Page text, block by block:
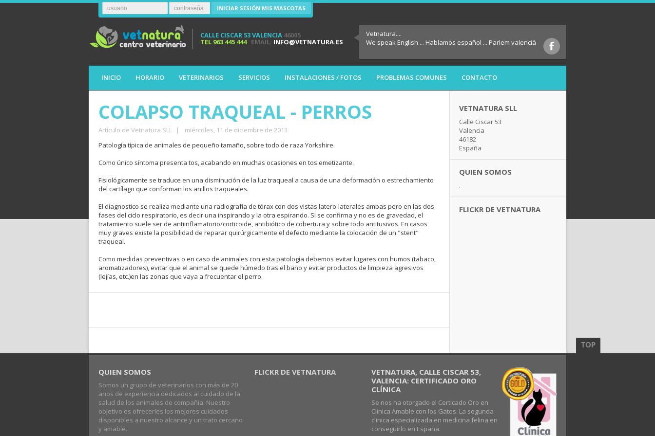
INICIAR SESIÓN MIS MASCOTAS
CALLE CISCAR 53 VALENCIA 46005
TEL 963 445 444EMAIL: INFO@VETNATURA.ES
INICIO HORARIO VETERINARIOS SERVICIOS INSTALACIONES / FOTOS PROBLEMAS COMUNES CONTACTO
Vetnatura....
We speak English ... Hablamos español ... Parlem valencià
COLAPSO TRAQUEAL - PERROS
Artículo de Vetnatura SLL |
miércoles, 11 de diciembre de 2013
Patología típica de animales de pequeño tamaño, sobre todo de raza Yorkshire.
Como único síntoma presenta tos, acabando en muchas ocasiones en tos emetizante.
Fisiológicamente se traduce en una disminución de la luz traqueal a causa de una deformación o estrechamiento
del cartílago que conforman los anillos traqueales.
El diagnostico se realiza mediante una radiografía de tórax con dos vistas latero-laterales ambas pero en las dos
fases del ciclo respiratorio, es decir una inspirando y la otra espirando. Si se confirma y no es de gravedad, el
tratamiento suele ser de antiinflamatorio/corticoide, antibiótico de cobertura y sobre todo antitusivos. En casos
muy graves existe la posibilidad de reparar quirúrgicamente el defecto mediante la colocación de un "stent"
traqueal.
Como medidas preventivas o en caso de animales con esta patología debemos evitar lugares con humos (tabaco,
aromatizadores), evitar que el animal se quede húmedo tras el baño y evitar productos de limpieza agresivos
(lejías, etc.)en las zonas que vaya a frecuentar el perro.
VETNATURA SLL
Calle Ciscar 53
Valencia
46182
España
QUIEN SOMOS
.
FLICKR DE VETNATURA
QUIEN SOMOS
Somos un grupo de veterinarios con más de 20
años de experiencia dedicados al cuidado de la
salud de los animales de compañia. Nuestro
objetivo es ofrecerles los mejores cuidados
disponibles a nuestro alcance y un trato cercano
y amable.
FLICKR DE VETNATURA
VETNATURA, CALLE CISCAR 53,
VALENCIA: CERTIFICADO ORO
CLÍNICA
Se nos ha otorgado el Certicado Oro en
Clinica Amable con los Gatos. La segunda
clinica especializada en medicina felina en
conseguirlo en España.